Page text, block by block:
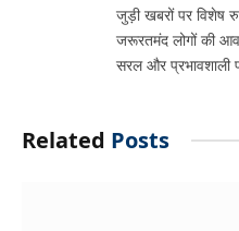
जुड़ी खबरों पर विशेष
जरूरतमंद लोगों की
सरल और प्रभावशाली
Related Posts